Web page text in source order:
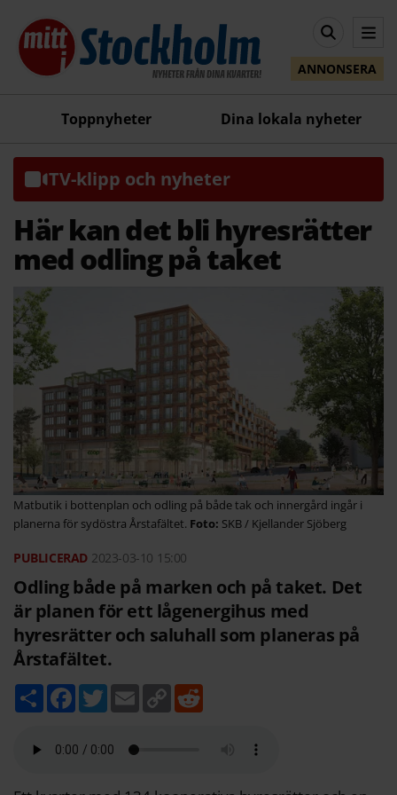
ANNONSERA
Toppnyheter Dina lokala nyheter
TV-klipp och nyheter
Här kan det bli hyresrätter
med odling på taket
Matbutik i bottenplan och odling på både tak och innergård ingår i
planerna för sydöstra Årstafältet.
SKB / Kjellander Sjöberg
2023-03-10 15:00
Odling både på marken och på taket. Det
är planen för ett lågenergihus med
hyresrätter och saluhall som planeras på
Årstafältet.
D
e
F
c
b
k
T
w
t
E
m
a
C
o
p
k